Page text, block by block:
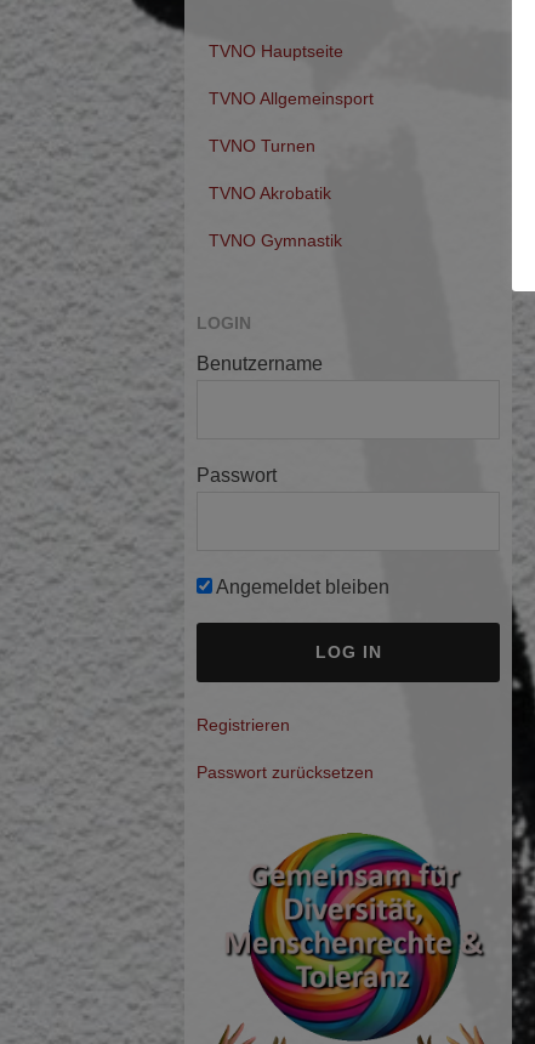
TVNO Hauptseite
TVNO Allgemeinsport
TVNO Turnen
TVNO Akrobatik
TVNO Gymnastik
LOGIN
Benutzername
Passwort
Angemeldet bleiben
A
t
Registrieren
Passwort zurücksetzen